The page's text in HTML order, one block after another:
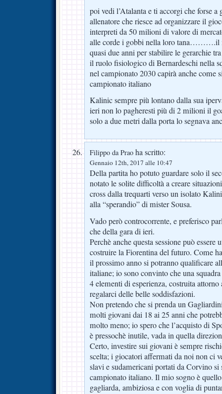
poi vedi l’Atalanta e ti accorgi che forse a
allenatore che riesce ad organizzare il
interpreti da 50 milioni di valore di
alle corde i gobbi nella loro tana……….il
quasi due anni per stabilire le gerarchie
il ruolo fisiologico di Bernardeschi
nel campionato 2030 capirà anche come
campionato italiano
Kalinic sempre più lontano dalla sua
ieri non lo pagheresti più di 2 milioni il
solo a due metri dalla porta lo segnava
Filippo da Prao ha scritto:
Gennaio 12th, 2017 alle 10:47
Della partita ho potuto guardare solo il
notato le solite difficoltà a creare
cross dalla trequarti verso un isolato
alla “sperandio” di mister Sousa.
Vado però controcorrente, e preferisco
che della gara di ieri.
Perchè anche questa sessione può essere
costruire la Fiorentina del futuro. Come
il prossimo anno si potranno qualificare
italiane; io sono convinto che una
4 elementi di esperienza, costruita
regalarci delle belle soddisfazioni.
Non pretendo che si prenda un
molti giovani dai 18 ai 25 anni che
molto meno; io spero che l’acquisto di
è pressochè inutile, vada in quella
Certo, investire sui giovani è sempre
scelta; i giocatori affermati da noi non ci
slavi e sudamericani portati da Corvino
campionato italiano. Il mio sogno è
gagliarda, ambiziosa e con voglia di